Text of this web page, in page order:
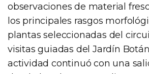
observaciones de material
los principales rasgos
plantas seleccionadas del
visitas guiadas del Jardín
actividad continuó con una